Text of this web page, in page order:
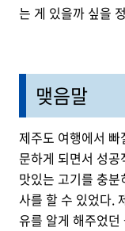
는 게 있을까 싶을
맺음말
제주도 여행에서
문하게 되면서 성
맛있는 고기를 충
사를 할 수 있었다.
유를 알게 해주었